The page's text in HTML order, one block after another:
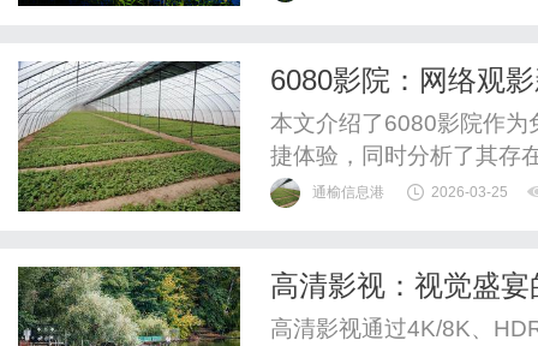
能、实施策略及未来发展
6080影院：网络观
本文介绍了6080影院作为
捷体验，同时分析了其存
体服务的发展趋势，引导
通榆信息港 2026-03-25
高清影视：视觉盛
高清影视通过4K/8K、